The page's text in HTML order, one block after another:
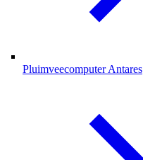
Pluimveecomputer Antares